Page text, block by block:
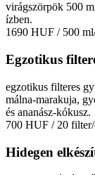
virágszörpök 500
ízben.
1690 HUF / 500
Egzotikus
egzotikus filteres
málna-marakuja,
és ananász-kókusz.
700 HUF / 20
Hidegen